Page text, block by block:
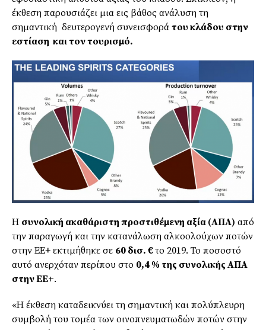
έκθεση παρουσιάζει μια εις βάθος ανάλυση τη
σημαντική δευτερογενή συνεισφορά του κλάδου στην
εστίαση και τον τουρισμό.
Η συνολική ακαθάριστη προστιθέμενη αξία (ΑΠΑ) από
την παραγωγή και την κατανάλωση αλκοολούχων ποτών
στην ΕΕ+ εκτιμήθηκε σε 60 δισ. €το 2019. Το ποσοστό
αυτό ανερχόταν περίπου στο 0,4 % της συνολικής ΑΠΑ
στην ΕΕ+.
«Η έκθεση καταδεικνύει τη σημαντική και πολύπλευρη
συμβολή του τομέα των οινοπνευματωδών ποτών στην